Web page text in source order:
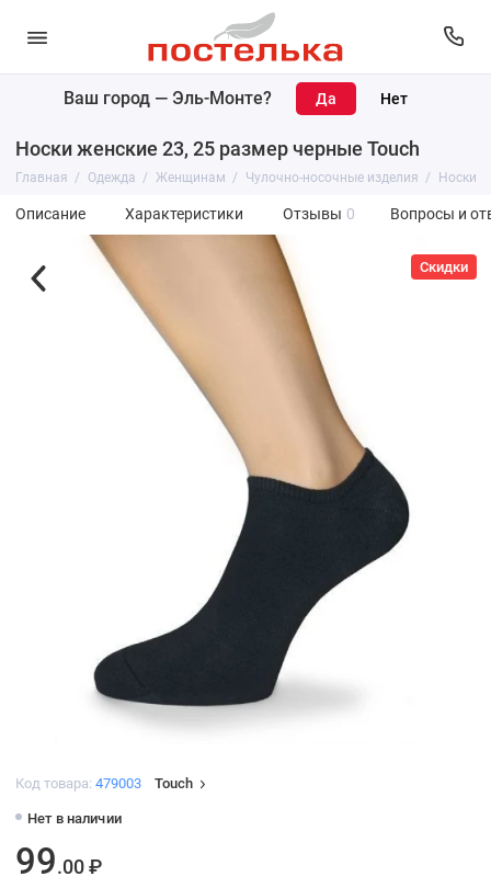
Ваш город — Эль-Монте?
Носки женские 23, 25 размер черные Touch
Главная Одежда Женщинам Чулочно-носочные изделия Носки
Описание Характеристики Отзывы 0 Вопросы и
Скидки
Код товара: 479003 Touch
Нет в наличии
99.00 ₽